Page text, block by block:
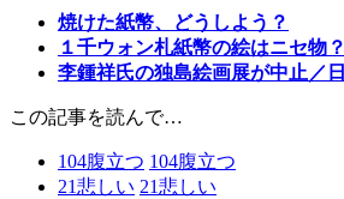
焼けた紙幣、どうしよう？
１千ウォン札紙幣の絵はニセ物？
李鍾祥氏の独島絵画展が中止／
この記事を読んで…
104腹立つ 104腹立つ
21悲しい 21悲しい